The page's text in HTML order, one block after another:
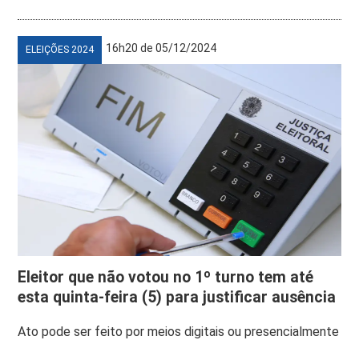
ELEIÇÕES 2024 16h20 de 05/12/2024
Eleitor que não votou no 1º turno tem até
esta quinta-feira (5) para justificar ausência
Ato pode ser feito por meios digitais ou presencialmente